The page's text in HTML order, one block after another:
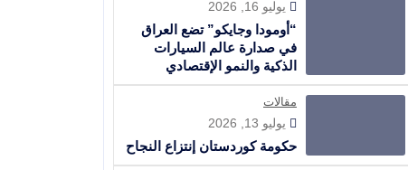
يوليو 16, 2026
“أومودا وجايكو” تضع العراق
في صدارة عالم السيارات
الذكية والنمو الإقتصادي
مقالات
يوليو 13, 2026
حكومة كوردستان إنتزاع النجاح